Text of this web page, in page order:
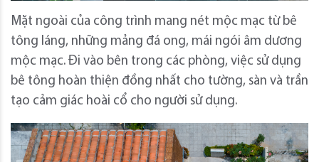
Mặt ngoài của công trình mang nét mộc mạc từ bê
tông láng, những mảng đá ong, mái ngói âm dương
mộc mạc. Đi vào bên trong các phòng, việc sử dụng
bê tông hoàn thiện đồng nhất cho tường, sàn và trần
tạo cảm giác hoài cổ cho người sử dụng.